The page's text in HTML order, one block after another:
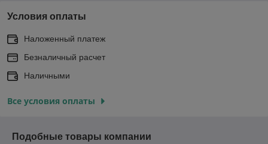
Условия оплаты
Наложенный платеж
Безналичный расчет
Наличными
Все условия оплаты
Подобные товары компании